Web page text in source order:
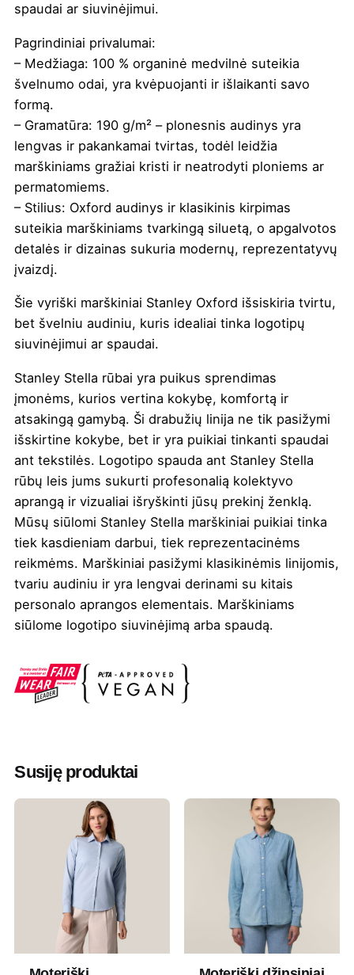
spaudai ar siuvinėjimui.
Pagrindiniai privalumai:
– Medžiaga: 100 % organinė medvilnė suteikia
švelnumo odai, yra kvėpuojanti ir išlaikanti savo
formą.
– Gramatūra: 190 g/m² – plonesnis audinys yra
lengvas ir pakankamai tvirtas, todėl leidžia
marškiniams gražiai kristi ir neatrodyti ploniems ar
permatomiems.
– Stilius: Oxford audinys ir klasikinis kirpimas
suteikia marškiniams tvarkingą siluetą, o apgalvotos
detalės ir dizainas sukuria modernų, reprezentatyvų
įvaizdį.
Šie vyriški marškiniai Stanley Oxford išsiskiria tvirtu,
bet švelniu audiniu, kuris idealiai tinka logotipų
siuvinėjimui ar spaudai.
Stanley Stella rūbai yra puikus sprendimas
įmonėms, kurios vertina kokybę, komfortą ir
atsakingą gamybą. Ši drabužių linija ne tik pasižymi
išskirtine kokybe, bet ir yra puikiai tinkanti spaudai
ant tekstilės. Logotipo spauda ant Stanley Stella
rūbų leis jums sukurti profesonalią kolektyvo
aprangą ir vizualiai išryškinti jūsų prekinį ženklą.
Mūsų siūlomi Stanley Stella marškiniai puikiai tinka
tiek kasdieniam darbui, tiek reprezentacinėms
reikmėms. Marškiniai pasižymi klasikinėmis linijomis,
tvariu audiniu ir yra lengvai derinami su kitais
personalo aprangos elementais. Marškiniams
siūlome logotipo siuvinėjimą arba spaudą.
Spalva French mėlyna
Tamsiai pilka, Žydra
Džiovinimas Draudžiama džiovinti džiovyklėje
Lyginimas 110°
30° Panašios spalvos drabužius
skalbkite kartu, nelyginkite ant
spaudos, skalbkite ir lyginkite
išvirkščiąja puse.
3XL, 4XL, 5XL, L, M, S, XL, XXL
Susiję produktai